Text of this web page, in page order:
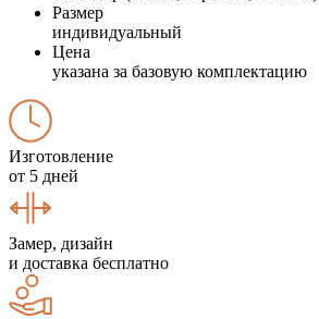
Размер
индивидуальный
Цена
указана за базовую комплектацию
Изготовление
от 5 дней
Замер, дизайн
и доставка бесплатно